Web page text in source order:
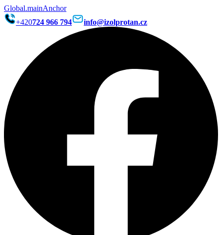
Global.mainAnchor
+420724 966 794 info@izolprotan.cz